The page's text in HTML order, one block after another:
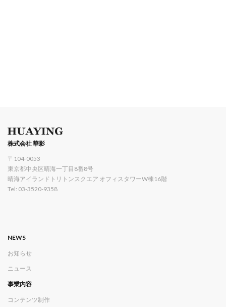
株式会社 華影
〒104-0053
東京都中央区晴海一丁目8番8号
晴海アイランドトリトンスクエア オフィスタワーW棟16階
Tel: 03-3520-9358
NEWS
お知らせ
ニュース
事業内容
コンテンツ制作